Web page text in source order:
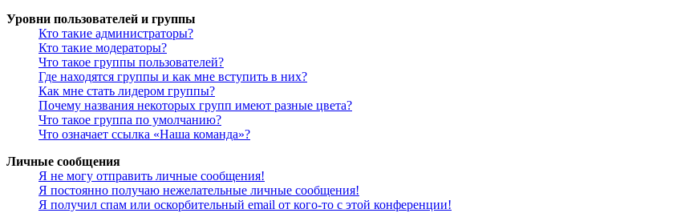
Уровни пользователей и группы
Кто такие администраторы?
Кто такие модераторы?
Что такое группы пользователей?
Где находятся группы и как мне вступить в них?
Как мне стать лидером группы?
Почему названия некоторых групп имеют разные цвета?
Что такое группа по умолчанию?
Что означает ссылка «Наша команда»?
Личные сообщения
Я не могу отправить личные сообщения!
Я постоянно получаю нежелательные личные сообщения!
Я получил спам или оскорбительный email от кого-то с этой конференции!